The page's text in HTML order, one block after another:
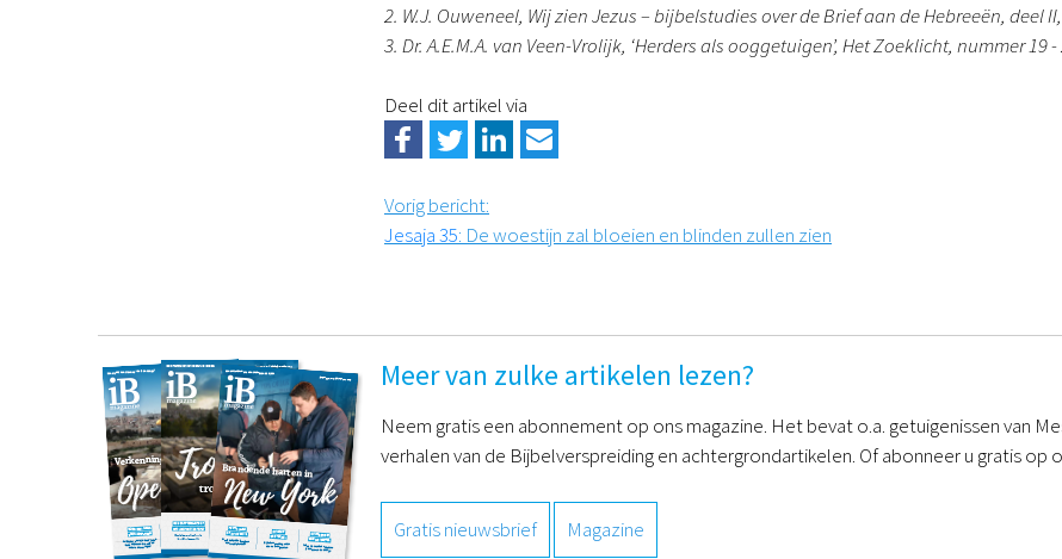
2. W.J. Ouweneel, Wij zien Jezus – bijbelstudies over de Brief aan de Hebreeën, deel
3. Dr. A.E.M.A. van Veen-Vrolijk, ‘Herders als ooggetuigen’, Het Zoeklicht, nummer 19 -
Deel dit artikel via
Vorig bericht:
Jesaja 35: De woestijn zal bloeien en blinden zullen zien
Meer van zulke artikelen lezen?
Neem gratis een abonnement op ons magazine. Het bevat o.a. getuigenissen van
verhalen van de Bijbelverspreiding en achtergrondartikelen. Of abonneer u gratis op
Gratis nieuwsbrief Magazine